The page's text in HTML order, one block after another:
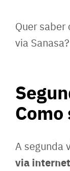
Quer saber
via
A segunda
via